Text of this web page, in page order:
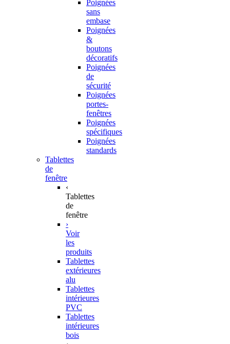
Poignées
sans
embase
Poignées
&
boutons
décoratifs
Poignées
de
sécurité
Poignées
portes-
fenêtres
Poignées
spécifiques
Poignées
standards
Tablettes
de
fenêtre
‹
Tablettes
de
fenêtre
›
Voir
les
produits
Tablettes
extérieures
alu
Tablettes
intérieures
PVC
Tablettes
intérieures
bois